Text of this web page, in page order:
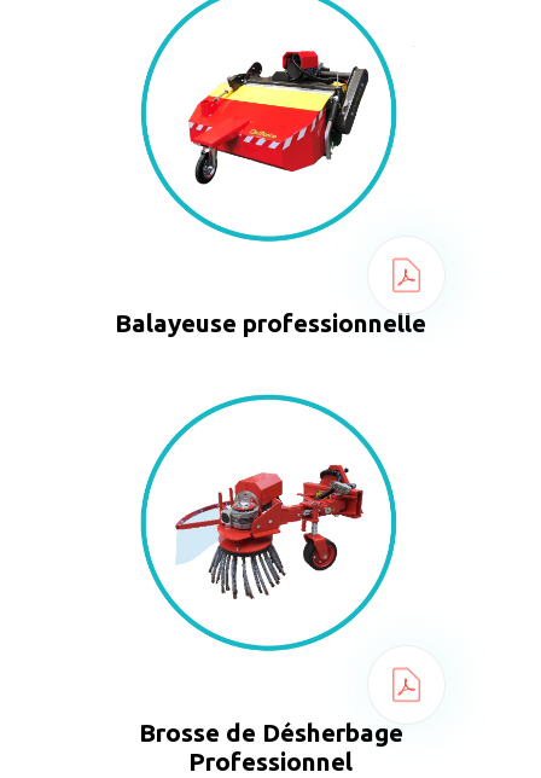
Balayeuse professionnelle
Brosse de Désherbage
Professionnel